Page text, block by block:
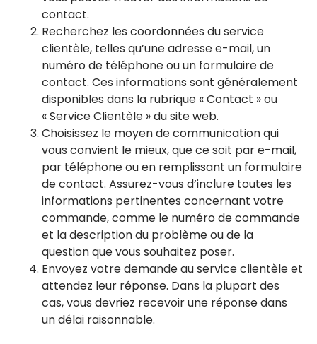
contact.
Recherchez les coordonnées du service
clientèle, telles qu’une adresse e-mail, un
numéro de téléphone ou un formulaire de
contact. Ces informations sont généralement
disponibles dans la rubrique « Contact » ou
« Service Clientèle » du site web.
Choisissez le moyen de communication qui
vous convient le mieux, que ce soit par e-mail,
par téléphone ou en remplissant un formulaire
de contact. Assurez-vous d’inclure toutes les
informations pertinentes concernant votre
commande, comme le numéro de commande
et la description du problème ou de la
question que vous souhaitez poser.
Envoyez votre demande au service clientèle et
attendez leur réponse. Dans la plupart des
cas, vous devriez recevoir une réponse dans
un délai raisonnable.